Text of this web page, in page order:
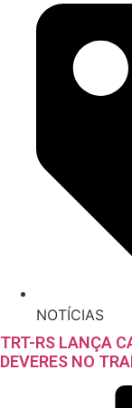
NOTÍCIAS
TRT-RS LANÇA
DEVERES NO